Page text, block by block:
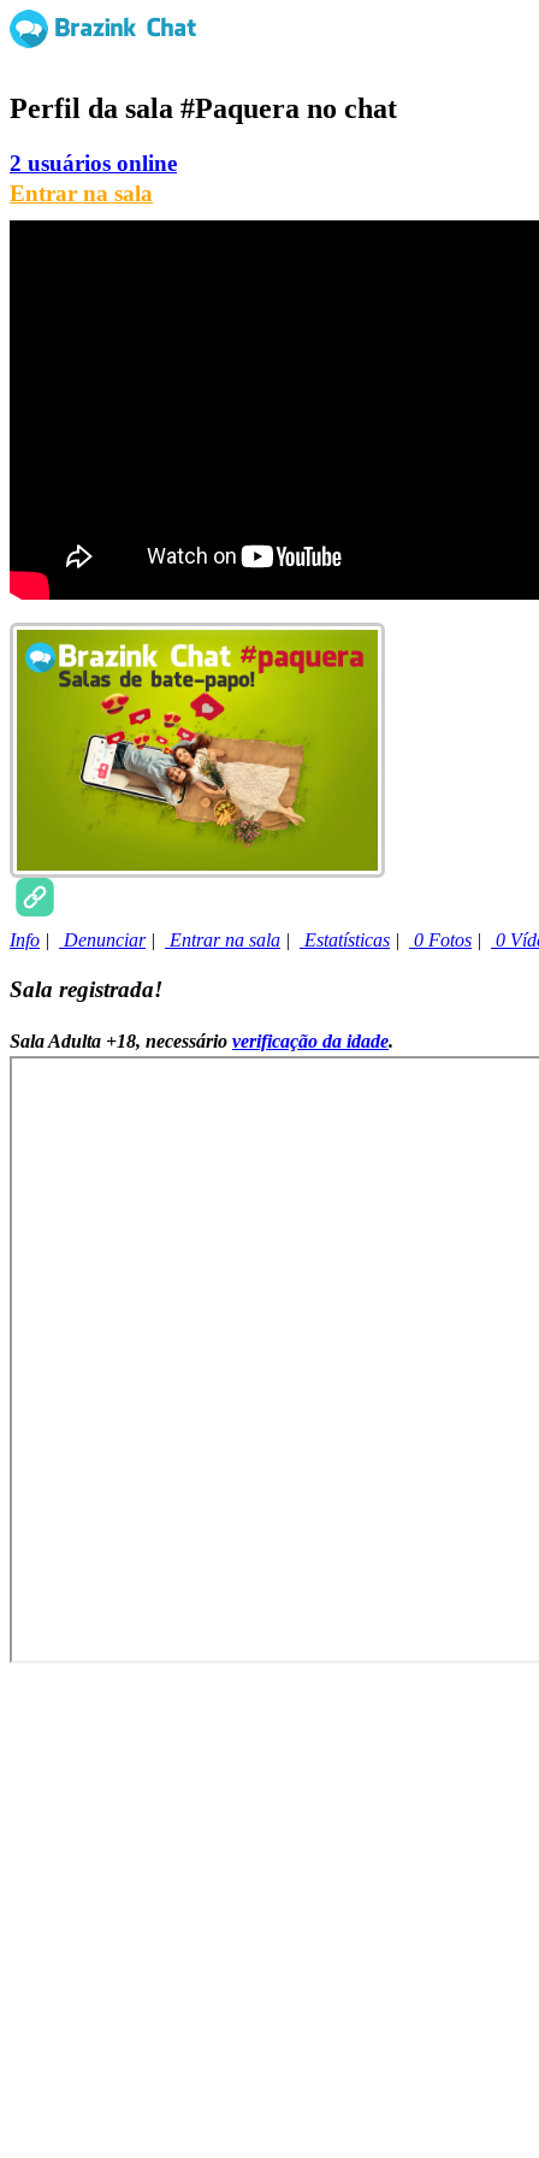
Perfil da sala #Paquera no chat
2 usuários online
Entrar na sala
Info | Denunciar| Entrar na sala | Estatísticas | 0 Fotos | 0
Sala registrada!
Sala Adulta +18, necessário verificação da idade.